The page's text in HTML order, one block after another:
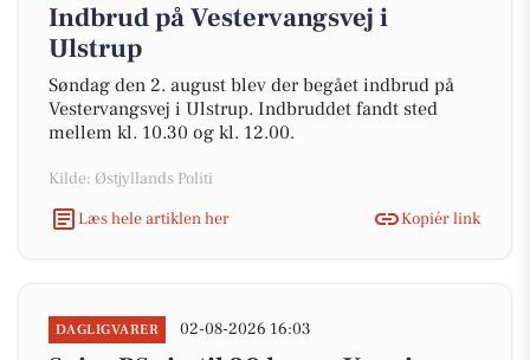
Indbrud på Vestervangsvej i
Ulstrup
Søndag den 2. august blev der begået indbrud på
Vestervangsvej i Ulstrup. Indbruddet fandt sted
mellem kl. 10.30 og kl. 12.00.
Kilde: Østjyllands Politi
Læs hele artiklen her
Kopiér link
DAGLIGVARER 02-08-2026 16:03